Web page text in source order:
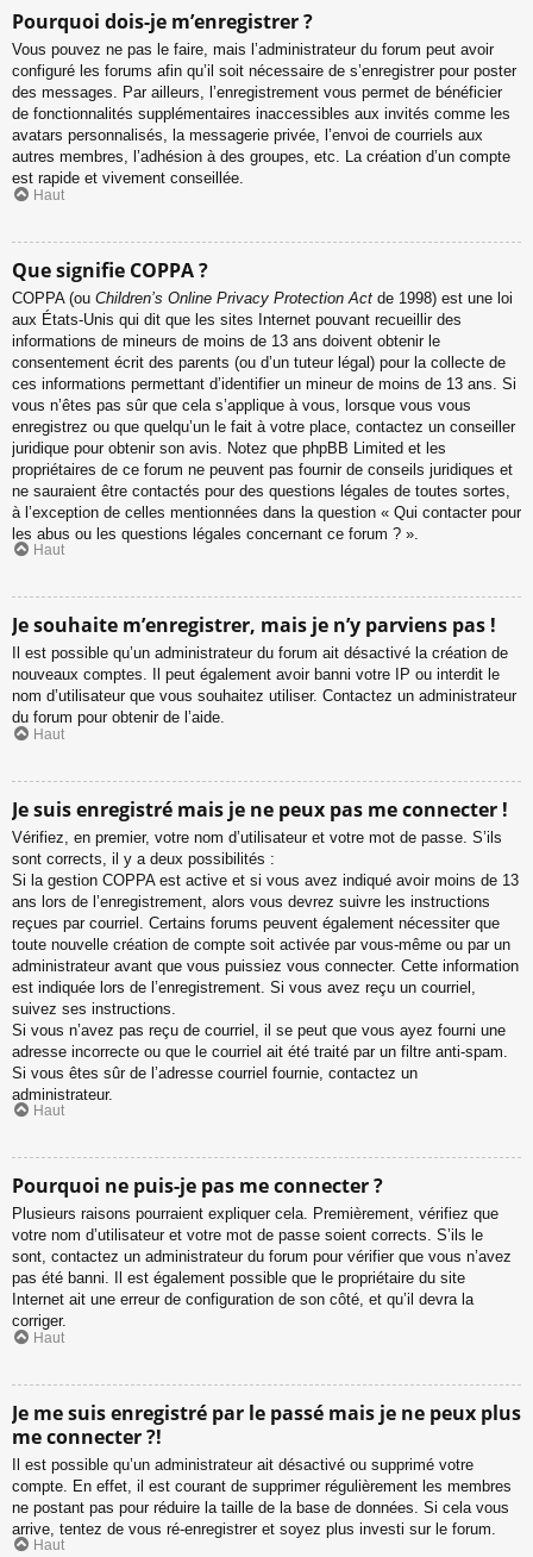
Pourquoi dois-je m’enregistrer ?
Vous pouvez ne pas le faire, mais l’administrateur du forum peut avoir
configuré les forums afin qu’il soit nécessaire de s’enregistrer pour poster
des messages. Par ailleurs, l’enregistrement vous permet de bénéficier
de fonctionnalités supplémentaires inaccessibles aux invités comme les
avatars personnalisés, la messagerie privée, l’envoi de courriels aux
autres membres, l’adhésion à des groupes, etc. La création d’un compte
est rapide et vivement conseillée.
Haut
Que signifie COPPA ?
COPPA (ou Children’s Online Privacy Protection Act de 1998) est une loi
aux États-Unis qui dit que les sites Internet pouvant recueillir des
informations de mineurs de moins de 13 ans doivent obtenir le
consentement écrit des parents (ou d’un tuteur légal) pour la collecte de
ces informations permettant d’identifier un mineur de moins de 13 ans. Si
vous n’êtes pas sûr que cela s’applique à vous, lorsque vous vous
enregistrez ou que quelqu’un le fait à votre place, contactez un conseiller
juridique pour obtenir son avis. Notez que phpBB Limited et les
propriétaires de ce forum ne peuvent pas fournir de conseils juridiques et
ne sauraient être contactés pour des questions légales de toutes sortes,
à l’exception de celles mentionnées dans la question « Qui contacter pour
les abus ou les questions légales concernant ce forum ? ».
Haut
Je souhaite m’enregistrer, mais je n’y parviens pas !
Il est possible qu’un administrateur du forum ait désactivé la création de
nouveaux comptes. Il peut également avoir banni votre IP ou interdit le
nom d’utilisateur que vous souhaitez utiliser. Contactez un administrateur
du forum pour obtenir de l’aide.
Haut
Je suis enregistré mais je ne peux pas me connecter !
Vérifiez, en premier, votre nom d’utilisateur et votre mot de passe. S’ils
sont corrects, il y a deux possibilités :
Si la gestion COPPA est active et si vous avez indiqué avoir moins de 13
ans lors de l’enregistrement, alors vous devrez suivre les instructions
reçues par courriel. Certains forums peuvent également nécessiter que
toute nouvelle création de compte soit activée par vous-même ou par un
administrateur avant que vous puissiez vous connecter. Cette information
est indiquée lors de l’enregistrement. Si vous avez reçu un courriel,
suivez ses instructions.
Si vous n’avez pas reçu de courriel, il se peut que vous ayez fourni une
adresse incorrecte ou que le courriel ait été traité par un filtre anti-spam.
Si vous êtes sûr de l’adresse courriel fournie, contactez un
administrateur.
Haut
Pourquoi ne puis-je pas me connecter ?
Plusieurs raisons pourraient expliquer cela. Premièrement, vérifiez que
votre nom d’utilisateur et votre mot de passe soient corrects. S’ils le
sont, contactez un administrateur du forum pour vérifier que vous n’avez
pas été banni. Il est également possible que le propriétaire du site
Internet ait une erreur de configuration de son côté, et qu’il devra la
corriger.
Haut
Je me suis enregistré par le passé mais je ne peux plus
me connecter ?!
Il est possible qu’un administrateur ait désactivé ou supprimé votre
compte. En effet, il est courant de supprimer régulièrement les membres
ne postant pas pour réduire la taille de la base de données. Si cela vous
arrive, tentez de vous ré-enregistrer et soyez plus investi sur le forum.
Haut